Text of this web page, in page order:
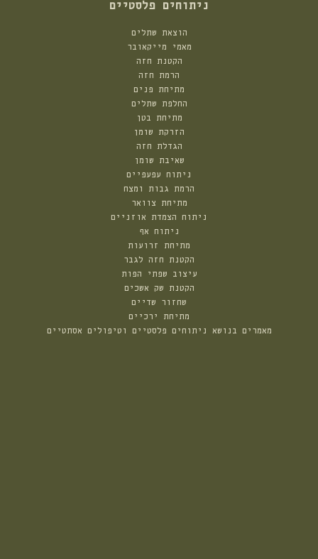
ניתוחים פלסטיים
הוצאת שתלים
מאמי מייקאובר
הקטנת חזה
הרמת חזה
מתיחת פנים
החלפת שתלים
מתיחת בטן
הזרקת שומן
הגדלת חזה
שאיבת שומן
ניתוח עפעפיים
הרמת גבות ומצח
מתיחת צוואר
ניתוח הצמדת אוזניים
ניתוח אף
מתיחת זרועות
הקטנת חזה לגבר
עיצוב שפתי הפות
הקטנת שק אשכים
שחזור שדיים
מתיחת ירכיים
מאמרים בנושא ניתוחים פלסטיים וטיפולים אסתטיים